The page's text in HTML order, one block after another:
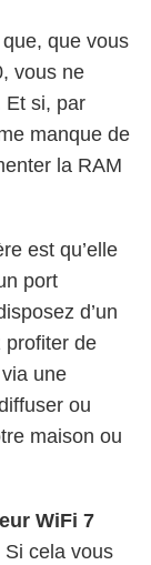
que vous
vous ne
Et si, par
manque de
la RAM
est qu’elle
port
d’un
profiter de
une
ou
maison ou
WiFi 7
cela vous